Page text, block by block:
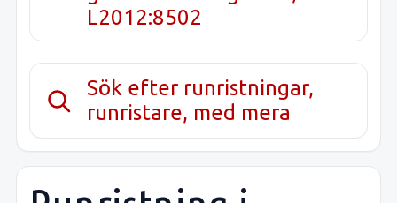
L2012:8502
Sök efter runristningar,
runristare, med mera